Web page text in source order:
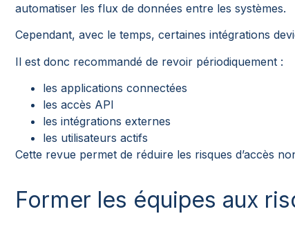
automatiser les flux de données entre les systèmes.
Cependant, avec le temps, certaines intégrations
Il est donc recommandé de revoir périodiquement :
les applications connectées
les accès API
les intégrations externes
les utilisateurs actifs
Cette revue permet de réduire les risques d’accès
Former les équipes aux